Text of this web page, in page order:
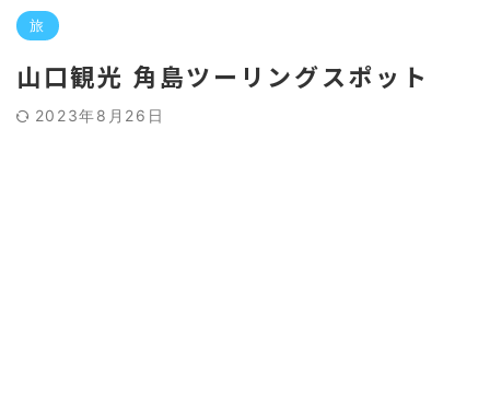
旅
山口観光 角島ツーリングスポット
2023年8月26日